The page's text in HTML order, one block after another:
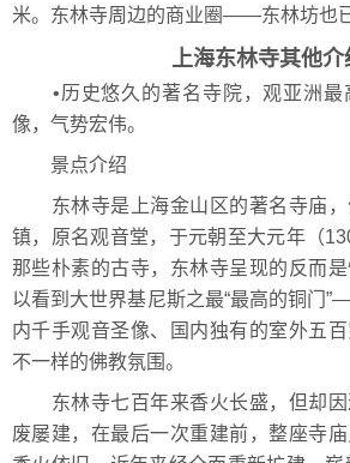
米。东林寺周边的商业圈——东林坊也
上海东林寺其他介
•历史悠久的著名寺院，观亚洲最
像，气势宏伟。
景点介绍
东林寺是上海金山区的著名寺庙，
镇，原名观音堂，于元朝至大元年（
那些朴素的古寺，东林寺呈现的反而
以看到大世界基尼斯之最“最高的铜门
内千手观音圣像、国内独有的室外五
不一样的佛教氛围。
东林寺七百年来香火长盛，但却因
废屡建，在最后一次重建前，整座寺